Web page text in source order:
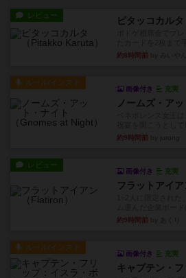
レビュー ピタッコカルタ
約8時間前
ルール/インスト
画像付き 充実
ノームズ・ア
約9時間前
レビュー
画像付き 充実
フラットアイア
約9時間前
ルール/インスト
画像付き 充実